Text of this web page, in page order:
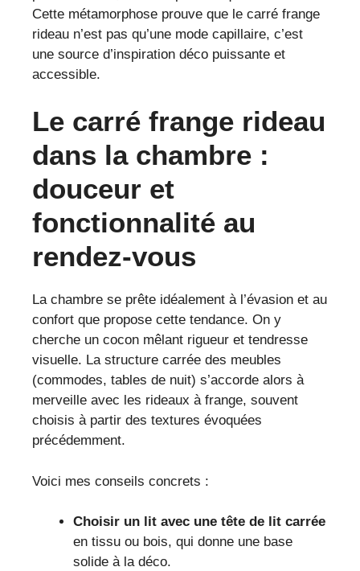
Cette métamorphose prouve que le carré frange
rideau n’est pas qu’une mode capillaire, c’est
une source d’inspiration déco puissante et
accessible.
Le carré frange rideau
dans la chambre :
douceur et
fonctionnalité au
rendez-vous
La chambre se prête idéalement à l’évasion et au
confort que propose cette tendance. On y
cherche un cocon mêlant rigueur et tendresse
visuelle. La structure carrée des meubles
(commodes, tables de nuit) s’accorde alors à
merveille avec les rideaux à frange, souvent
choisis à partir des textures évoquées
précédemment.
Voici mes conseils concrets :
Choisir un lit avec une tête de lit carrée
en tissu ou bois, qui donne une base
solide à la déco.